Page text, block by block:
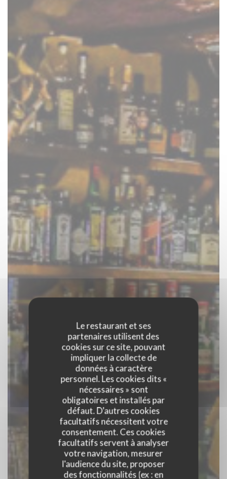
Le restaurant et ses
partenaires utilisent des
cookies sur ce site, pouvant
impliquer la collecte de
données à caractère
personnel. Les cookies dits «
nécessaires » sont
obligatoires et installés par
défaut. D'autres cookies
facultatifs nécessitent votre
consentement. Ces cookies
facultatifs servent à analyser
votre navigation, mesurer
l'audience du site, proposer
des fonctionnalités (ex : en